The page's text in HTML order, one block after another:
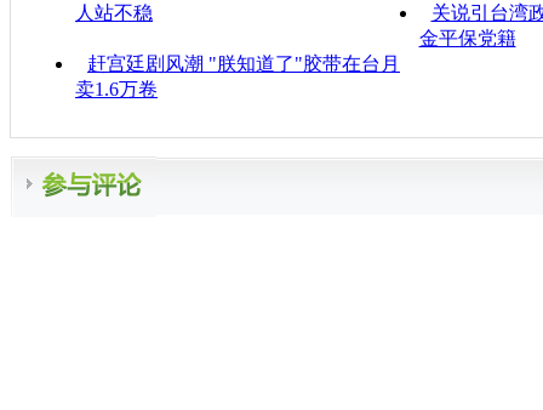
人站不稳
关说引台湾
金平保党籍
赶宫廷剧风潮 "朕知道了"胶带在台月
卖1.6万卷